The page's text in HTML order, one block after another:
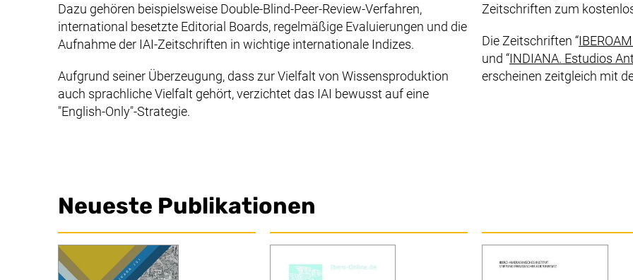
Dazu gehören beispielsweise Double-Blind-Peer-Review-Verfahren,
international besetzte Editorial Boards, regelmäßige Evaluierungen und die
Aufnahme der IAI-Zeitschriften in wichtige internationale Indizes.
Aufgrund seiner Überzeugung, dass zur Vielfalt von Wissensproduktion
auch sprachliche Vielfalt gehört, verzichtet das IAI bewusst auf eine
"English-Only"-Strategie.
Zeitschriften zum
Die Zeitschriften “
und “INDIANA. Estudios
erscheinen zeitgleich mit
Neueste Publikationen